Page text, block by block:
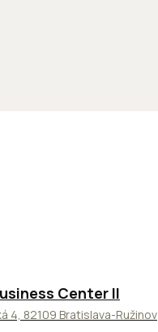
ODPORÚČAME
Center II
4, 82109 Bratislava-Ružinov